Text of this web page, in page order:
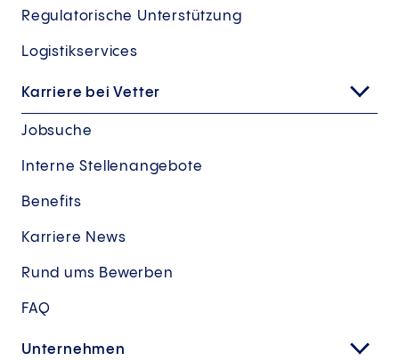
Regulatorische Unterstützung
Logistikservices
Karriere bei Vetter
Jobsuche
Interne Stellenangebote
Benefits
Karriere News
Rund ums Bewerben
FAQ
Unternehmen